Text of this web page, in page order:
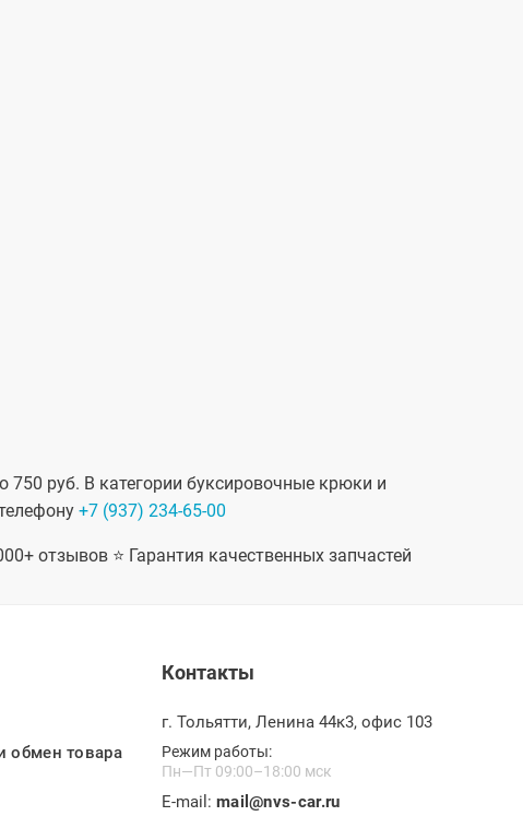
750 руб. В категории буксировочные крюки и
+7 (937) 234-65-00
отзывов ⭐ Гарантия качественных запчастей
обмен товара
Контакты
г. Тольятти, Ленина 44к3, офис 103
Режим работы:
Пн—Пт 09:00–18:00 мск
E-mail: mail@nvs-car.ru